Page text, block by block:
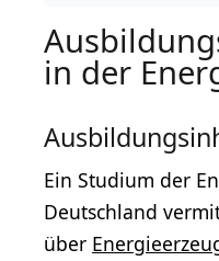
in der
Ein Studium der
Deutschland
über